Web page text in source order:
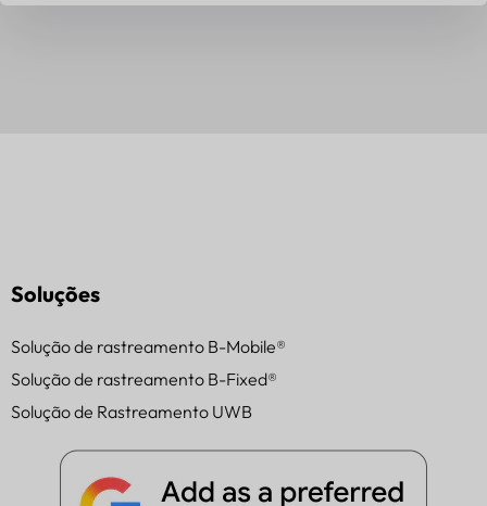
Soluções
Solução de rastreamento B-Mobile®
Solução de rastreamento B-Fixed®
Solução de Rastreamento UWB